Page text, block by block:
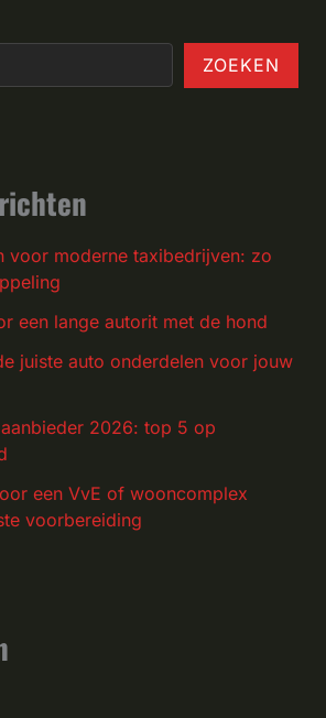
ZOEKEN
voor moderne taxibedrijven: zo
een lange autorit met de hond
juiste auto onderdelen voor jouw
2026: top 5 op
een VvE of wooncomplex
voorbereiding